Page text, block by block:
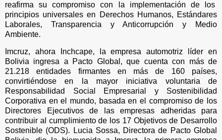
reafirma su compromiso con la implementación de los
principios universales en Derechos Humanos, Estándares
Laborales, Transparencia y Anticorrupción y Medio
Ambiente.
Imcruz, ahora Inchcape, la empresa automotriz líder en
Bolivia ingresa a Pacto Global, que cuenta con más de
21.218 entidades firmantes en más de 160 países,
convirtiéndose en la mayor iniciativa voluntaria de
Responsabilidad Social Empresarial y Sostenibilidad
Corporativa en el mundo, basada en el compromiso de los
Directores Ejecutivos de las empresas adheridas para
contribuir al cumplimiento de los 17 Objetivos de Desarrollo
Sostenible (ODS). Lucia Sossa, Directora de Pacto Global